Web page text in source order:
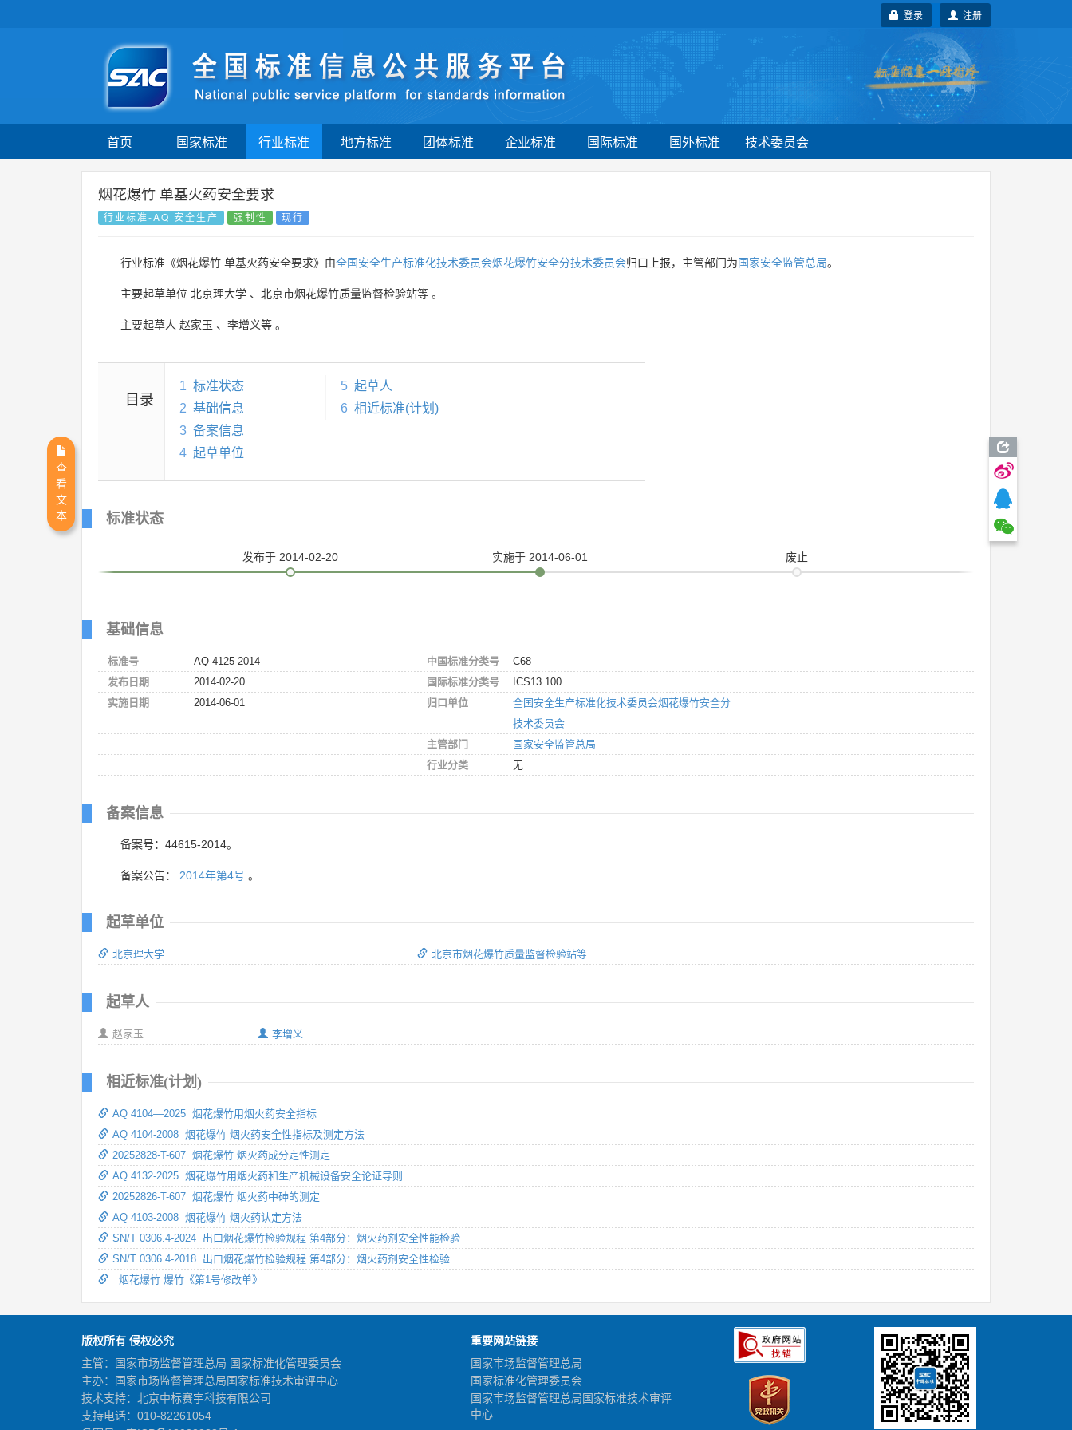
注册
登录
首页 国家标准 行业标准 地方标准 团体标准 企业标准 国际标准 国外标准 技术委员会
烟花爆竹 单基火药安全要求
行业标准-AQ 安全生产 强制性 现行
行业标准《烟花爆竹 单基火药安全要求》由全国安全生产标准化技术委员会烟花爆竹安全分技术委员会归口上报，主管部门为国家安全监管总局。
主要起草单位 北京理大学 、 北京市烟花爆竹质量监督检验站等 。
主要起草人 赵家玉 、 李增义等 。
目录
1 标准状态
2 基础信息
3 备案信息
4 起草单位
5 起草人
6 相近标准(计划)
标准状态
发布于 2014-02-20 实施于 2014-06-01 废止
基础信息
标准号
AQ 4125-2014
发布日期
2014-02-20
实施日期
2014-06-01
中国标准分类号
C68
国际标准分类号
ICS13.100
归口单位
全国安全生产标准化技术委员会烟花爆竹安全分
技术委员会
主管部门
国家安全监管总局
行业分类
无
备案信息
备案号：44615-2014。
备案公告： 2014年第4号 。
起草单位
北京理大学 北京市烟花爆竹质量监督检验站等
起草人
赵家玉 李增义
相近标准(计划)
AQ 4104—2025 烟花爆竹用烟火药安全指标
AQ 4104-2008 烟花爆竹 烟火药安全性指标及测定方法
20252828-T-607 烟花爆竹 烟火药成分定性测定
AQ 4132-2025 烟花爆竹用烟火药和生产机械设备安全论证导则
20252826-T-607 烟花爆竹 烟火药中砷的测定
AQ 4103-2008 烟花爆竹 烟火药认定方法
SN/T 0306.4-2024 出口烟花爆竹检验规程 第4部分：烟火药剂安全性能检验
SN/T 0306.4-2018 出口烟花爆竹检验规程 第4部分：烟火药剂安全性检验
烟花爆竹 爆竹《第1号修改单》
版权所有 侵权必究
主管：国家市场监督管理总局 国家标准化管理委员会
主办：国家市场监督管理总局国家标准技术审评中心
技术支持：北京中标赛宇科技有限公司
支持电话：010-82261054
重要网站链接
国家市场监督管理总局
国家标准化管理委员会
国家市场监督管理总局国家标准技术审评
中心
查
看
文
本